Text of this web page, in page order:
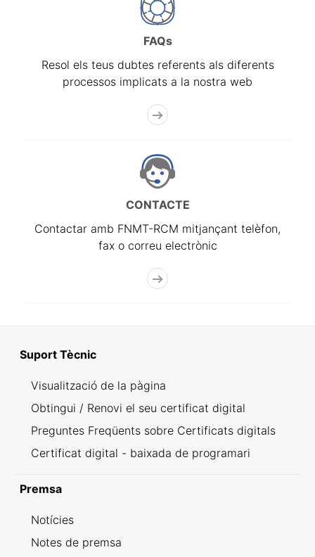
FAQs
Resol els teus dubtes referents als diferents
processos implicats a la nostra web
CONTACTE
Contactar amb FNMT-RCM mitjançant telèfon,
fax o correu electrònic
Suport Tècnic
Visualització de la pàgina
Obtingui / Renovi el seu certificat digital
Preguntes Freqüents sobre Certificats digitals
Certificat digital - baixada de programari
Premsa
Notícies
Notes de premsa